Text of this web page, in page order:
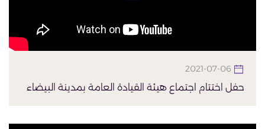
حفل اختتام اجتماع هيئة القيادة العامة بمدينة البيضاء